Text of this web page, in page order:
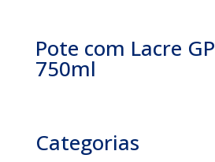
Pote com Lacre
750ml
Categorias